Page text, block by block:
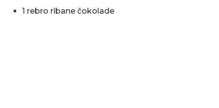
1 rebro ribane čokolade